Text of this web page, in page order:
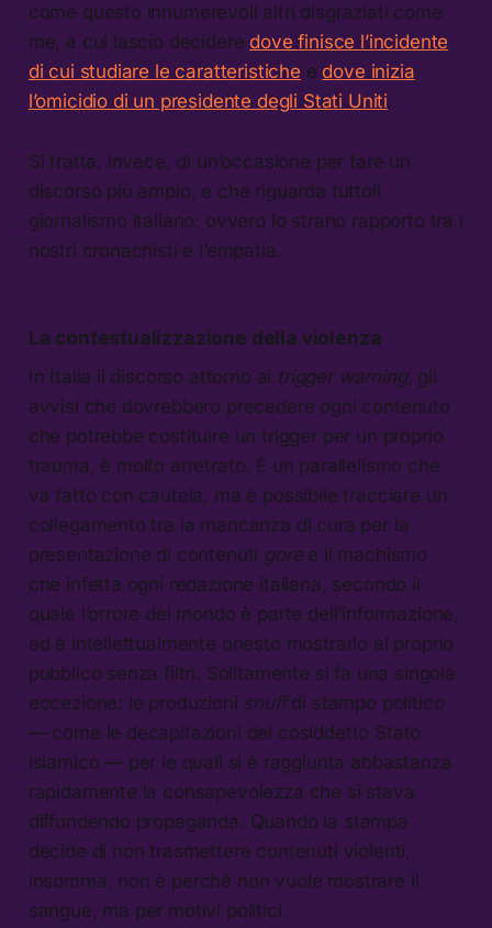
come questo innumerevoli altri disgraziati come
me, a cui lascio decidere dove finisce l’incidente
di cui studiare le caratteristiche e dove inizia
l’omicidio di un presidente degli Stati Uniti.
Si tratta, invece, di un’occasione per fare un
discorso più ampio, e che riguarda tuttoil
giornalismo italiano: ovvero lo strano rapporto tra i
nostri cronachisti e l’empatia.
La contestualizzazione della violenza
In Italia il discorso attorno ai trigger warning, gli
avvisi che dovrebbero precedere ogni contenuto
che potrebbe costituire un trigger per un proprio
trauma, è molto arretrato. È un parallelismo che
va fatto con cautela, ma è possibile tracciare un
collegamento tra la mancanza di cura per la
presentazione di contenuti gore e il machismo
che infetta ogni redazione italiana, secondo il
quale l’orrore del mondo è parte dell’informazione,
ed è intellettualmente onesto mostrarlo al proprio
pubblico senza filtri. Solitamente si fa una singola
eccezione: le produzioni snuffdi stampo politico
— come le decapitazioni del cosiddetto Stato
islamico — per le quali si è raggiunta abbastanza
rapidamente la consapevolezza che si stava
diffondendo propaganda. Quando la stampa
decide di non trasmettere contenuti violenti,
insomma, non è perché non vuole mostrare il
sangue, ma per motivi politici.